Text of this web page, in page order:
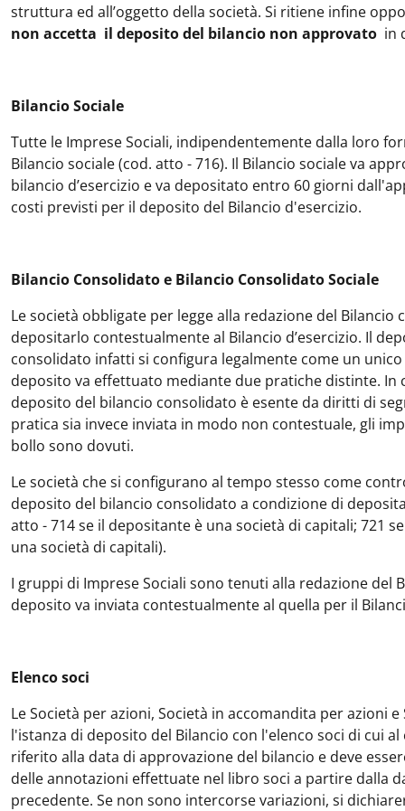
struttura ed all’oggetto della società. Si ritiene infine
non accetta il deposito del bilancio non approvato in
Bilancio Sociale
Tutte le Imprese Sociali, indipendentemente dalla loro
Bilancio sociale (cod. atto - 716). Il Bilancio sociale va
bilancio d’esercizio e va depositato entro 60 giorni
costi previsti per il deposito del Bilancio d'esercizio.
Bilancio Consolidato e Bilancio Consolidato Sociale
Le società obbligate per legge alla redazione del
depositarlo contestualmente al Bilancio d’esercizio. Il
consolidato infatti si configura legalmente come un
deposito va effettuato mediante due pratiche distinte. In
deposito del bilancio consolidato è esente da diritti di
pratica sia invece inviata in modo non contestuale, gli
bollo sono dovuti.
Le società che si configurano al tempo stesso come
deposito del bilancio consolidato a condizione di
atto - 714 se il depositante è una società di capitali; 721
una società di capitali).
I gruppi di Imprese Sociali sono tenuti alla redazione del
deposito va inviata contestualmente al quella per il
Elenco soci
Le Società per azioni, Società in accomandita per azioni
l'istanza di deposito del Bilancio con l'elenco soci di cui al
riferito alla data di approvazione del bilancio e deve
delle annotazioni effettuate nel libro soci a partire dalla
precedente. Se non sono intercorse variazioni, si